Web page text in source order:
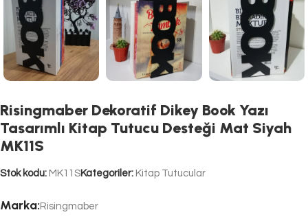
Risingmaber Dekoratif Dikey Book Yazı
Tasarımlı Kitap Tutucu Desteği Mat Siyah
MK11S
Stok kodu: MK11SKategoriler: Kitap Tutucular
Marka: Risingmaber